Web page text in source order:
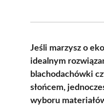
Jeśli marzysz o
idealnym
blachodachówki
słońcem,
wyboru